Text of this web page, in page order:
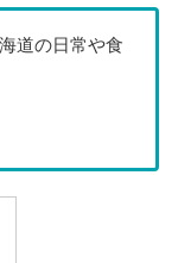
道の日常や食